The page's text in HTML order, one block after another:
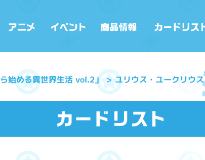
始める異世界生活 vol.2」 ユリウス・ユークリウス